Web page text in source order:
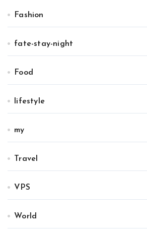
Fashion
fate-stay-night
Food
lifestyle
my
Travel
VPS
World